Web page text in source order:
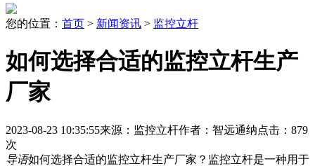
您的位置： 首页 > 新闻资讯 > 监控立杆
如何选择合适的监控立杆生产
厂家
2023-08-23 10:35:55来源：监控立杆作者：智远通纳点击：879
次
导语如何选择合适的监控立杆生产厂家？监控立杆是一种用于